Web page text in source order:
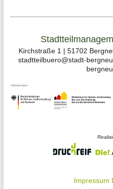
Kirchstraße 1 | 51702
stadtteilbuero@stadt-
Impressum